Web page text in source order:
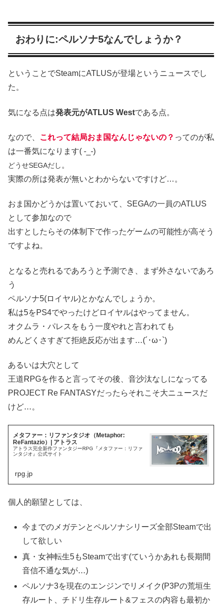
おわりに:ペルソナ5なんでしょうか？
ということでSteamにATLUSが登場というニュースでし
た。
気になる点は発表元がATLUS Westである点。
なので、 これって結局おま国なんじゃないの？ ってのが私
は一番気になります( -_-)
どうせSEGAだし 。
実際の所は発表が無いとわからないですけど…。
おま国かどうかは置いておいて、SEGAの一員のATLUS
として参加なので
出すとしたらその体制下で作ったゲームの可能性が高そう
ですよね。
となると売れるであろうと予測でき、まず外さないであろ
う
ペルソナ5(ロイヤル)とかなんでしょうか。
私は5をPS4でやったけどロイヤルはやってません。
オクムラ・パレスをもう一度やれと言われても
めんどくさすぎて拒絶反応が出ます…(´･ω･`)
あるいは大穴として
王道RPGを作ると言ってその後、音沙汰なしになってる
PROJECT Re FANTASYだったらそれこそ大ニュースだ
けど…。
メタファー：リファンタジオ（Metaphor:
ReFantazio）| アトラス
アトラス完全新作ファンタジーRPG『メタファー：リファ
ンタジオ』公式サイト
rpg.jp
個人的願望としては、
今までのメガテンとペルソナシリーズ全部Steamで出
して欲しい
真・女神転生5もSteamで出す(ていうかあれも長期間
音信不通な気が…)
ペルソナ3を現在のエンジンでリメイク(P3Pの荒垣生
存ルート、チドリ生存ルート&フェスの内容も最初か